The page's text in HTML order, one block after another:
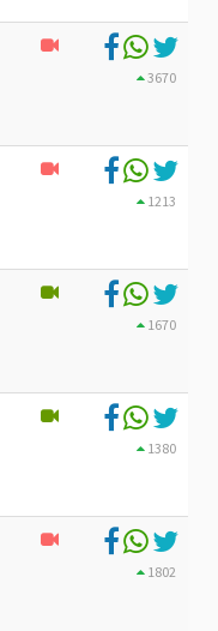
3670
1213
1670
1380
1802